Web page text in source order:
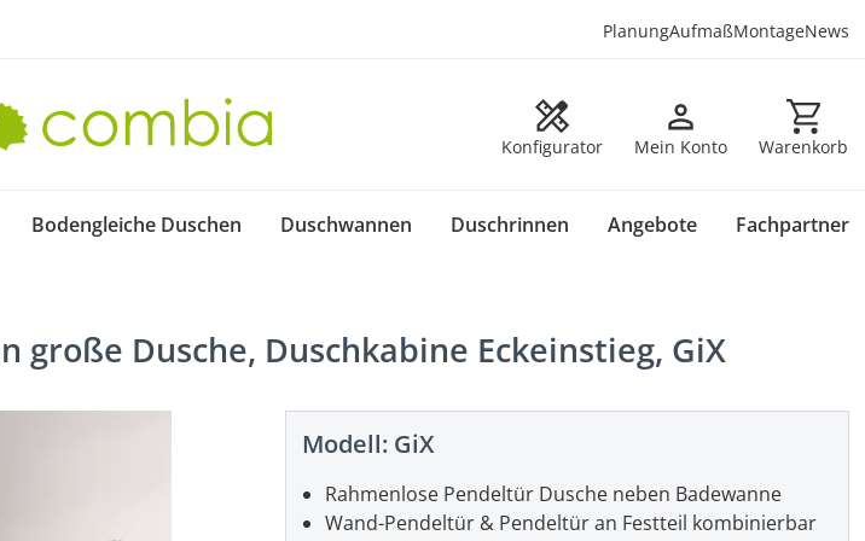
PlanungAufmaßMontageNews
Konfigurator Mein Konto Warenkorb
Warenkorb
Bodengleiche Duschen Duschwannen Duschrinnen Angebote Fachpartner
Dusche, Duschkabine Eckeinstieg, GiX
Modell: GiX
Rahmenlose Pendeltür Dusche neben Badewanne
Wand-Pendeltür & Pendeltür an Festteil kombinierbar